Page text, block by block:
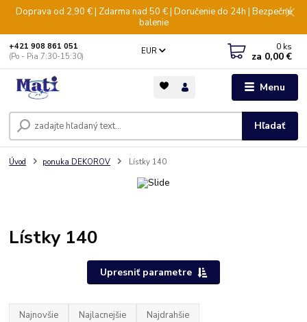
Doprava od 2,90 € | Zdarma nad 50 € | Doručenie do 24h | Bezpečné
balenie
Menu
EUR
Hľadať
+421 908 861 051
(Po - Pia 7:30-15:30)
0 ks
za 0,00 €
Úvod ponuka DEKOROV Lístky 140
Lístky 140
Upresniť parametre
Najnovšie Najlacnejšie Najdrahšie